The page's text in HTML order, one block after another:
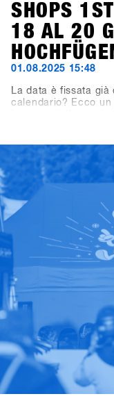
SHOPS
18 AL 20
01.08.2025 15:48
La data è fissata già
calendario? Ecco
settembre 2025,
il 7 novembre
iscrivetevi entro le
dell’Early Bird
voucher per
Offerta valida per
2025.Good times
five – il meeting
perdere. Ci